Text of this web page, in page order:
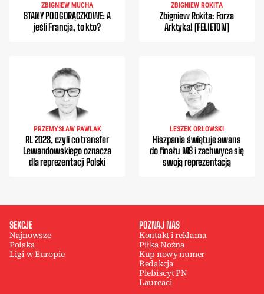
ZBIGNIEW MUCHA
STANY PODGORĄCZKOWE: A
jeśli Francja, to kto?
ZBIGNIEW ROKITA
Zbigniew Rokita: Forza
Arktyka! [FELIETON]
PRZEMYSŁAW PAWLAK
RL 2028, czyli co transfer
Lewandowskiego oznacza
dla reprezentacji Polski
LESZEK ORŁOWSKI
Hiszpania świętuje awans
do finału MŚ i zachwyca się
swoją reprezentacją
SEKCJE
Najnowsze
Polska
Ligi w Europie
POZNAJ NAS
Kontakt i reklama
Piłka Nożna
Kup nowy numer
Redakcja
Plebiscyt PN
Laureaci